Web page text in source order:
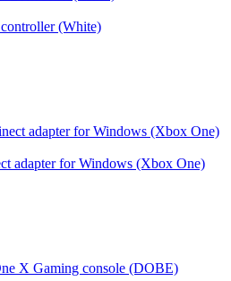
(White)
adapter for Windows (Xbox One)